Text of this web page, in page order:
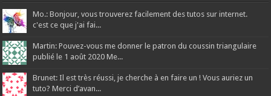
Mo.: Bonjour, vous trouverez facilement des tutos sur internet.
c'est ce que j'ai fai...
Martin: Pouvez-vous me donner le patron du coussin triangulaire
publié le 1 août 2020 Me...
Brunet: Il est très réussi, je cherche à en faire un ! Vous auriez un
tuto? Merci d’avan...